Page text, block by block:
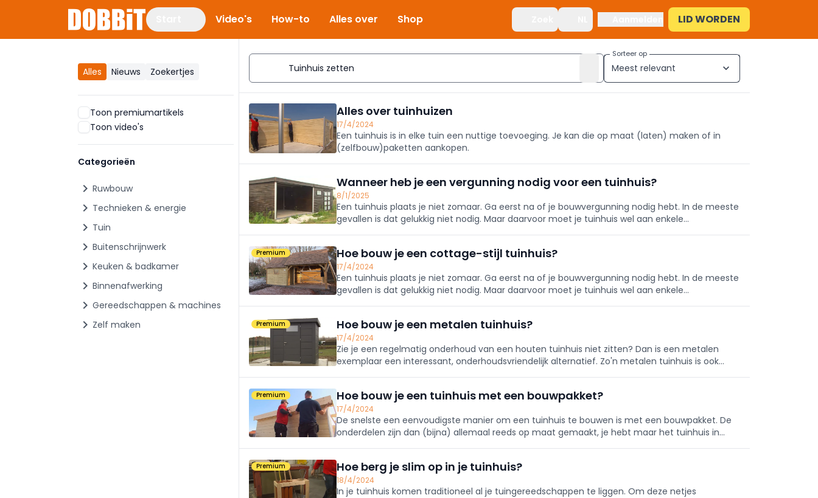
Video's How-to Alles over Shop LID WORDEN
Alles Nieuws Zoekertjes
Toon premiumartikels
Toon video's
Categorieën
chevron_right Ruwbouw
chevron_right Technieken & energie
chevron_right Tuin
chevron_right Buitenschrijnwerk
chevron_right Keuken & badkamer
chevron_right Binnenafwerking
chevron_right Gereedschappen & machines
chevron_right Zelf maken
Meest relevant expand_more
Sorteer op
Alles over tuinhuizen
17/4/2024
Een tuinhuis is in elke tuin een nuttige toevoeging. Je kan die op maat (laten) maken of in
(zelfbouw)paketten aankopen.
Wanneer heb je een vergunning nodig voor een tuinhuis?
8/1/2025
Een tuinhuis plaats je niet zomaar. Ga eerst na of je bouwvergunning nodig hebt. In de meeste
gevallen is dat gelukkig niet nodig. Maar daarvoor moet je tuinhuis wel aan enkele
Premium Hoe bouw je een cottage-stijl tuinhuis?
17/4/2024
Een tuinhuis plaats je niet zomaar. Ga eerst na of je bouwvergunning nodig hebt. In de meeste
gevallen is dat gelukkig niet nodig. Maar daarvoor moet je tuinhuis wel aan enkele
Premium Hoe bouw je een metalen tuinhuis?
17/4/2024
Zie je een regelmatig onderhoud van een houten tuinhuis niet zitten? Dan is een metalen
exemplaar een interessant, onderhoudsvriendelijk alternatief. Zo'n metalen tuinhuis is ook
Premium Hoe bouw je een tuinhuis met een bouwpakket?
17/4/2024
De snelste een eenvoudigste manier om een tuinhuis te bouwen is met een bouwpakket. De
onderdelen zijn dan (bijna) allemaal reeds op maat gemaakt, je hebt maar het tuinhuis in
Premium Hoe berg je slim op in je tuinhuis?
18/4/2024
In je tuinhuis komen traditioneel al je tuingereedschappen te liggen. Om deze netjes